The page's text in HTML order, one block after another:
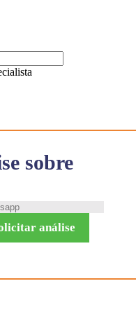
sobre
análise